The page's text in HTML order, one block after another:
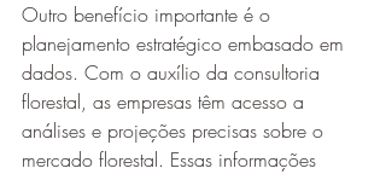
Outro benefício importante é o
planejamento estratégico embasado em
dados. Com o auxílio da consultoria
florestal, as empresas têm acesso a
análises e projeções precisas sobre o
mercado florestal. Essas informações